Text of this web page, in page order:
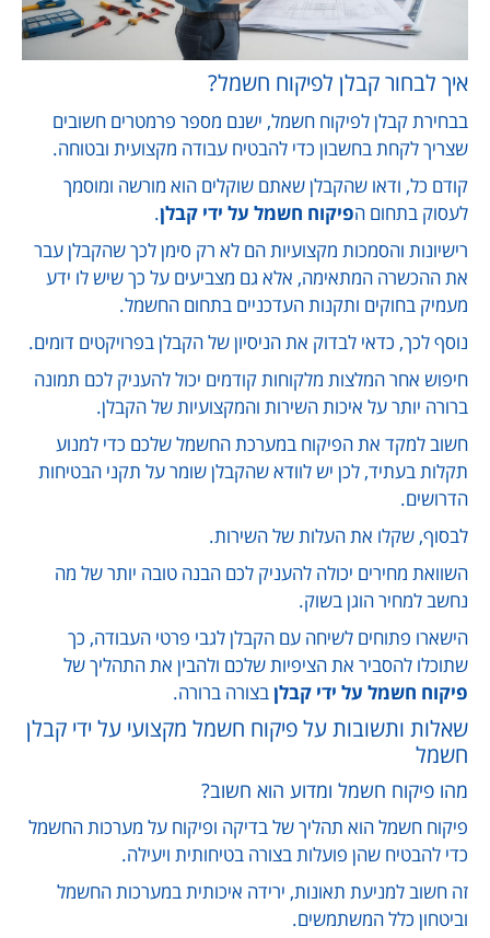
איך לבחור קבלן לפיקוח חשמל?
בבחירת קבלן לפיקוח חשמל, ישנם מספר פרמטרים חשובים
שצריך לקחת בחשבון כדי להבטיח עבודה מקצועית ובטוחה.
קודם כל, ודאו שהקבלן שאתם שוקלים הוא מורשה ומוסמך
לעסוק בתחום הפיקוח חשמל על ידי קבלן.
רישיונות והסמכות מקצועיות הם לא רק סימן לכך שהקבלן עבר
את ההכשרה המתאימה, אלא גם מצביעים על כך שיש לו ידע
מעמיק בחוקים ותקנות העדכניים בתחום החשמל.
נוסף לכך, כדאי לבדוק את הניסיון של הקבלן בפרויקטים דומים.
חיפוש אחר המלצות מלקוחות קודמים יכול להעניק לכם תמונה
ברורה יותר על איכות השירות והמקצועיות של הקבלן.
חשוב למקד את הפיקוח במערכת החשמל שלכם כדי למנוע
תקלות בעתיד, לכן יש לוודא שהקבלן שומר על תקני הבטיחות
הדרושים.
לבסוף, שקלו את העלות של השירות.
השוואת מחירים יכולה להעניק לכם הבנה טובה יותר של מה
נחשב למחיר הוגן בשוק.
הישארו פתוחים לשיחה עם הקבלן לגבי פרטי העבודה, כך
שתוכלו להסביר את הציפיות שלכם ולהבין את התהליך של
פיקוח חשמל על ידי קבלןבצורה ברורה.
שאלות ותשובות על פיקוח חשמל מקצועי על ידי קבלן
חשמל
מהו פיקוח חשמל ומדוע הוא חשוב?
פיקוח חשמל הוא תהליך של בדיקה ופיקוח על מערכות החשמל
כדי להבטיח שהן פועלות בצורה בטיחותית ויעילה.
זה חשוב למניעת תאונות, ירידה איכותית במערכות החשמל
וביטחון כלל המשתמשים.